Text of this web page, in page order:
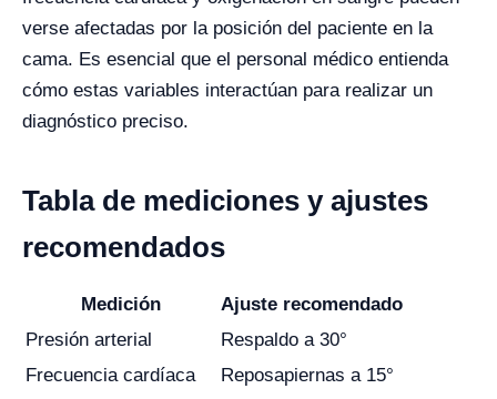
verse afectadas por la posición del paciente en la
cama. Es esencial que el personal médico entienda
cómo estas variables interactúan para realizar un
diagnóstico preciso.
Tabla de mediciones y ajustes
recomendados
Medición
Ajuste recomendado
Presión arterial
Respaldo a 30°
Frecuencia cardíaca
Reposapiernas a 15°